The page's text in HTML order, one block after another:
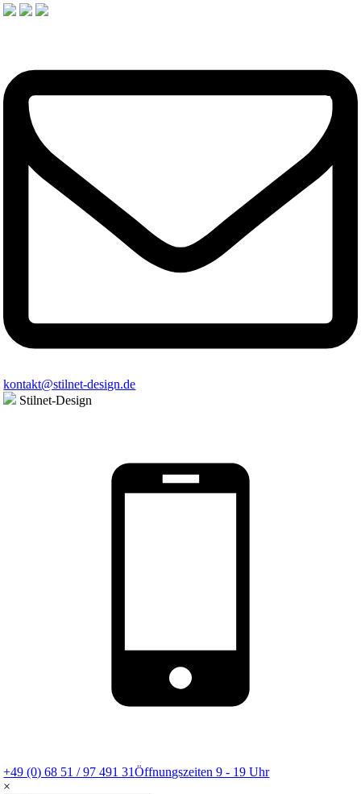
kontakt@stilnet-design.de
Stilnet-Design
+49 (0) 68 51 / 97 491 31Öffnungszeiten 9 - 19 Uhr
×